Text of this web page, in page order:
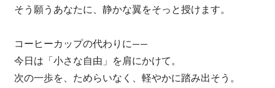
そう願うあなたに、静かな翼をそっと授けます。
コーヒーカップの代わりに——
今日は「小さな自由」を肩にかけて。
次の一歩を、ためらいなく、軽やかに踏み出そう。